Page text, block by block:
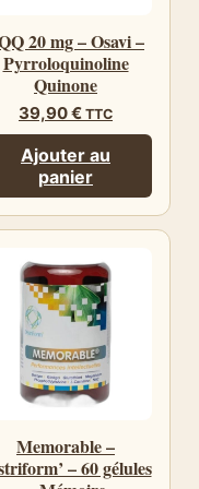
20 mg – Osavi –
Pyrroloquinoline
Quinone
39,90€ TTC
Ajouter au
panier
Memorable –
– 60 gélules